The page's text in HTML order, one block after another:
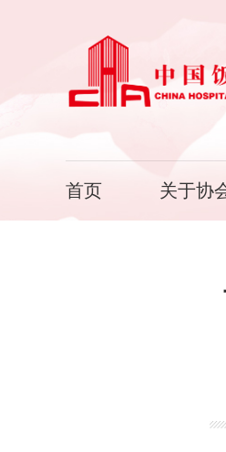
首页 关于协